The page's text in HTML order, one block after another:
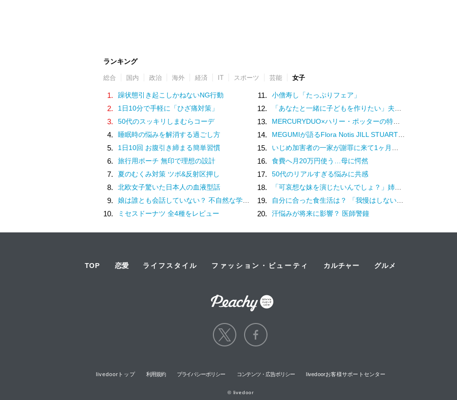
ランキング
総合 国内 政治 海外 経済 IT スポーツ 芸能 女子
1. 躁状態引き起こしかねないNG行動
2. 1日10分で手軽に「ひざ痛対策」
3. 50代のスッキリしまむらコーデ
4. 睡眠時の悩みを解消する過ごし方
5. 1日10回 お腹引き締まる簡単習慣
6. 旅行用ポーチ 無印で理想の設計
7. 夏のむくみ対策 ツボ&反射区押し
8. 北欧女子驚いた日本人の血液型話
9. 娘は誰とも会話していない？ 不自然な学校での様子を話す担任は、さらに余計なことを／家族全員でいじめと戦うということ。（3）
10. ミセスドーナツ 全4種をレビュー
11. 小僧寿し「たっぷりフェア」
12. 「あなたと一緒に子どもを作りたい」夫の実家でアルバムを見て抱いた気持ち／子どもが欲しいかわかりません（17）
13. MERCURYDUO×ハリー・ポッターの特別コレクション♡魔法界を纏う限定アイテム登場
14. MEGUMIが語るFlora Notis JILL STUARTの新たな香り♡幸福感を纏うフレグランス
15. いじめ加害者の一家が謝罪に来て1ヶ月。被害者の娘は学校に行けなくなった／娘がいじめをしていました（10）
16. 食費へ月20万円使う…母に愕然
17. 50代のリアルすぎる悩みに共感
18. 「可哀想な妹を演じたいんでしょ？」姉の幸せを奪い続ける女…両家の顔合わせにまで現れた従妹の恐ろしい正体
19. 自分に合った食生活は？ 「我慢はしない」けど「体重は落ちていく」食事内容を模索してみた
20. 汗悩みが将来に影響？ 医師警鐘
TOP 恋愛 ライフスタイル ファッション・ビューティ カルチャー グルメ
livedoorトップ 利用規約 プライバシーポリシー コンテンツ・広告ポリシー livedoorお客様サポートセンター
© livedoor